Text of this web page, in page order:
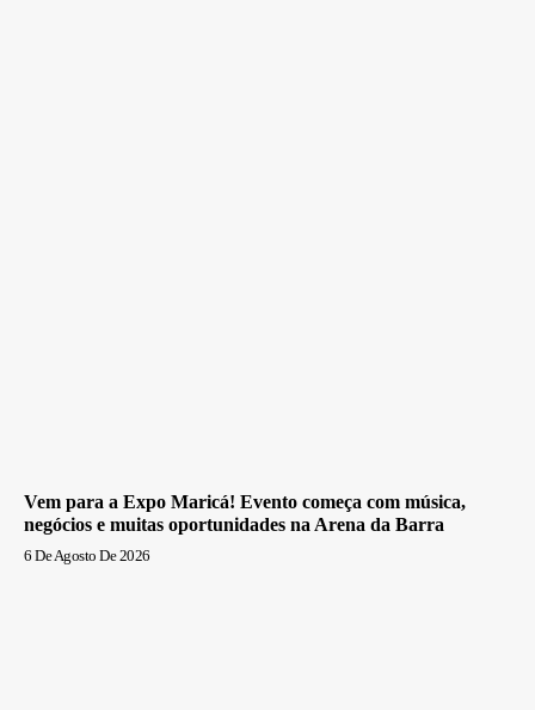
Vem para a Expo Maricá! Evento começa com música,
negócios e muitas oportunidades na Arena da Barra
6 De Agosto De 2026